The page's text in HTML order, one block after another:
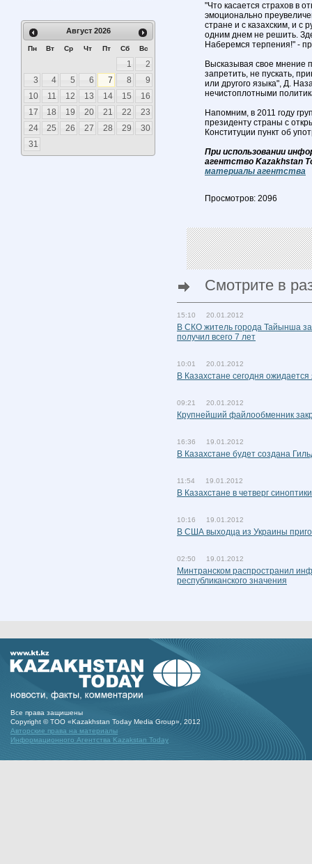
Август 2026
Пн Вт Ср Чт Пт Сб Вс
1
2
3
4 5 6 7 8
9
10
11 12 13 14 15
16
17
18 19 20 21 22
23
24
25 26 27 28 29
30
31
"Что касается страхов в
эмоционально
стране и с казахским, и с
одним днем не решить.
Наберемся терпения!" -
Высказывая свое мнение
запретить, не пускать,
или другого языка", Д.
нечистоплотными
Напомним, в 2011 году
президенту страны с
Конституции пункт об
При использовании
агентство Kazakhstan
материалы агентства
Просмотров: 2096
Смотрите в
15:10 20.01.2012
В СКО житель города Тайынша
получил всего 7 лет
10:01 20.01.2012
В Казахстане сегодня
09:21 20.01.2012
Крупнейший файлообменник
16:36 19.01.2012
В Казахстане будет создана
11:54 19.01.2012
В Казахстане в четверг
10:16 19.01.2012
В США выходца из Украины
02:50 19.01.2012
Минтранском распространил
республиканского значения
Все права защишены
Copyright © ТОО «Kazakhstan Today Media Group», 2012
Авторские права на материалы
Информационного Агентства Kazakstan Today